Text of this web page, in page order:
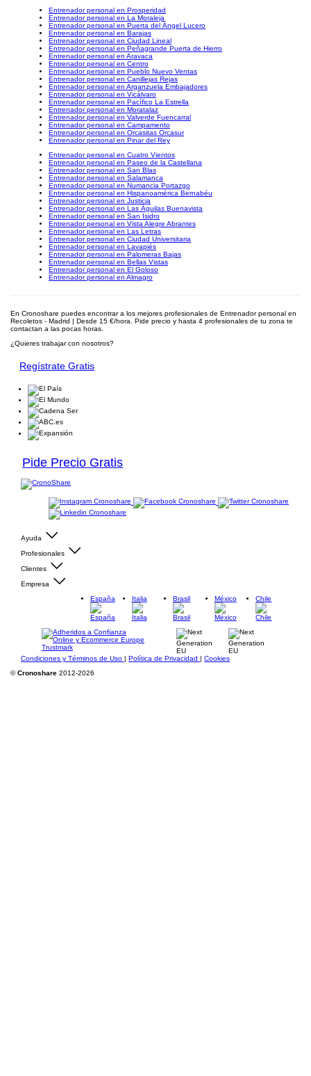
Entrenador personal en Prosperidad
Entrenador personal en La Moraleja
Entrenador personal en Puerta del Ángel Lucero
Entrenador personal en Barajas
Entrenador personal en Ciudad Lineal
Entrenador personal en Peñagrande Puerta de Hierro
Entrenador personal en Aravaca
Entrenador personal en Centro
Entrenador personal en Pueblo Nuevo Ventas
Entrenador personal en Canillejas Rejas
Entrenador personal en Arganzuela Embajadores
Entrenador personal en Vicálvaro
Entrenador personal en Pacífico La Estrella
Entrenador personal en Moratalaz
Entrenador personal en Valverde Fuencarral
Entrenador personal en Campamento
Entrenador personal en Orcasitas Orcasur
Entrenador personal en Pinar del Rey
Entrenador personal en Cuatro Vientos
Entrenador personal en Paseo de la Castellana
Entrenador personal en San Blas
Entrenador personal en Salamanca
Entrenador personal en Numancia Portazgo
Entrenador personal en Hispanoamérica Bernabéu
Entrenador personal en Justicia
Entrenador personal en Las Águilas Buenavista
Entrenador personal en San Isidro
Entrenador personal en Vista Alegre Abrantes
Entrenador personal en Las Letras
Entrenador personal en Ciudad Universitaria
Entrenador personal en Lavapiés
Entrenador personal en Palomeras Bajas
Entrenador personal en Bellas Vistas
Entrenador personal en El Goloso
Entrenador personal en Almagro
En Cronoshare puedes encontrar a los mejores profesionales de Entrenador personal en
Recoletos - Madrid | Desde 15 €/hora. Pide precio y hasta 4 profesionales de tu zona te
contactan a las pocas horas.
¿Quieres trabajar con nosotros?
Regístrate Gratis
Pide Precio Gratis
Ayuda
Profesionales
Clientes
Empresa
España
Italia Brasil México Chile
Condiciones y Términos de Uso | Política de Privacidad | Cookies
©Cronoshare 2012-2026